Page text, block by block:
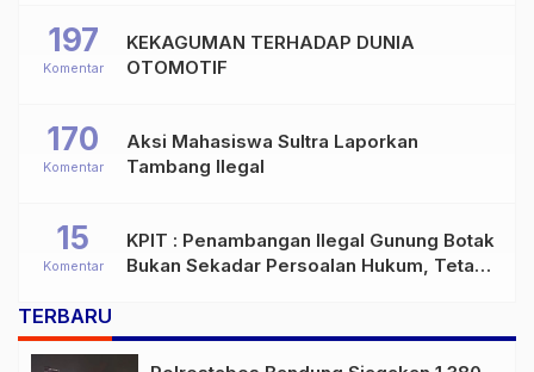
KEKAGUMAN TERHADAP DUNIA
OTOMOTIF
197
Komentar
Aksi Mahasiswa Sultra Laporkan
Tambang Ilegal
170
Komentar
KPIT : Penambangan Ilegal Gunung Botak
Bukan Sekadar Persoalan Hukum, Tetapi
15
Komentar
TERBARU